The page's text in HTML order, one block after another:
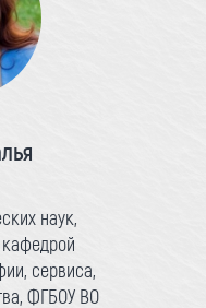
наук,
сервиса,
ФГБОУ ВО